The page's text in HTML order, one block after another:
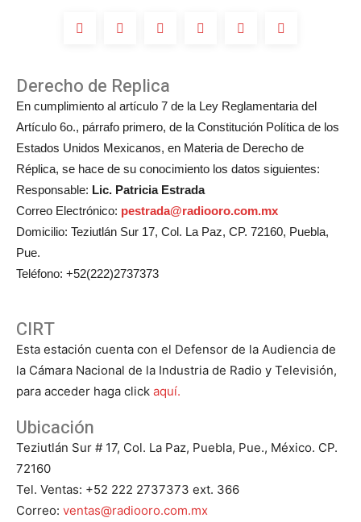
Derecho de Replica
En cumplimiento al artículo 7 de la Ley Reglamentaria del
Artículo 6o., párrafo primero, de la Constitución Política de los
Estados Unidos Mexicanos, en Materia de Derecho de
Réplica, se hace de su conocimiento los datos siguientes:
Responsable: Lic. Patricia Estrada
Correo Electrónico: pestrada@radiooro.com.mx
Domicilio: Teziutlán Sur 17, Col. La Paz, CP. 72160, Puebla,
Pue.
Teléfono: +52(222)2737373
CIRT
Esta estación cuenta con el Defensor de la Audiencia de
la Cámara Nacional de la Industria de Radio y Televisión,
para acceder haga click aquí.
Ubicación
Teziutlán Sur # 17, Col. La Paz, Puebla, Pue., México. CP.
72160
Tel. Ventas: +52 222 2737373 ext. 366
Correo: ventas@radiooro.com.mx